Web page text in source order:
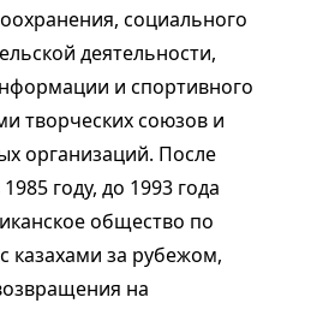
социального
деятельности,
и спортивного
творческих союзов и
организаций. После
году, до 1993 года
общество по
казахами за рубежом,
на